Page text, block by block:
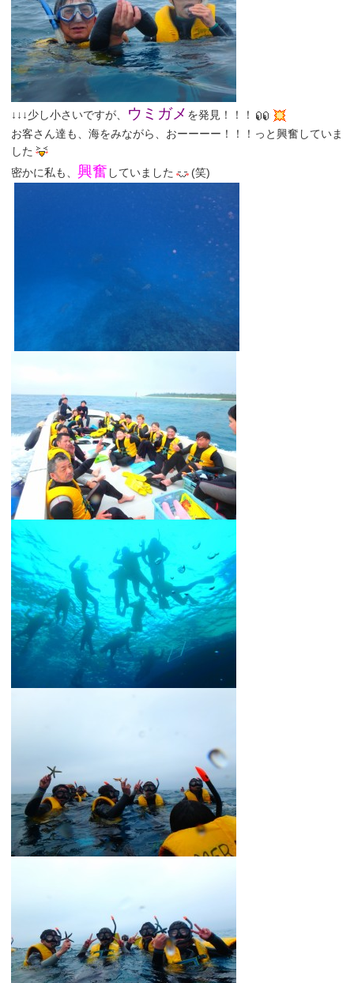
↓↓↓少し小さいですが、 ウミガメ を発見！！！
お客さん達も、海をみながら、おーーーー！！！っと興奮していま
した
密かに私も、 興奮 していました (笑)